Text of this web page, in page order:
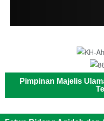
Pimpinan Majelis